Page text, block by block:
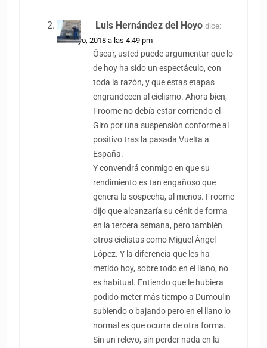
Luis Hernández del Hoyo dice:
25 mayo, 2018 a las 4:49 pm
Óscar, usted puede argumentar que lo
de hoy ha sido un espectáculo, con
toda la razón, y que estas etapas
engrandecen al ciclismo. Ahora bien,
Froome no debía estar corriendo el
Giro por una suspensión conforme al
positivo tras la pasada Vuelta a
España.
Y convendrá conmigo en que su
rendimiento es tan engañoso que
genera la sospecha, al menos. Froome
dijo que alcanzaría su cénit de forma
en la tercera semana, pero también
otros ciclistas como Miguel Ángel
López. Y la diferencia que les ha
metido hoy, sobre todo en el llano, no
es habitual. Entiendo que le hubiera
podido meter más tiempo a Dumoulin
subiendo o bajando pero en el llano lo
normal es que ocurra de otra forma.
Sin un relevo, sin perder nada en la